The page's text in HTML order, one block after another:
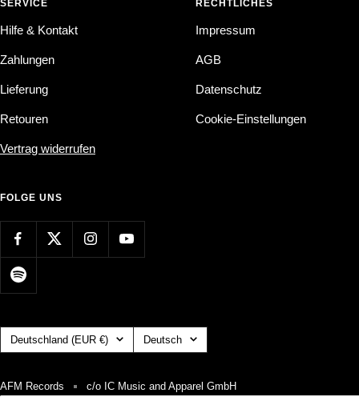
SERVICE
Hilfe & Kontakt
Zahlungen
Lieferung
Retouren
Vertrag widerrufen
RECHTLICHES
Impressum
AGB
Datenschutz
Cookie-Einstellungen
FOLGE UNS
Land/Region Deutschland (EUR €) Sprache
Deutsch
AFM Records c/o IC Music and Apparel GmbH